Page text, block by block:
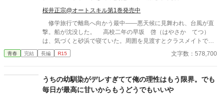
桜井正宗@オートスキル第1巻発売中
修学旅行で離島へ向かう最中――悪天候に見舞われ、台風が直
撃。船が沈没した。 高校二年の早坂 啓（はやさか てつ）
は、気づくと砂浜で寝ていた。周囲を見渡すとクラスメイトで美
少女の天音 愛（あまね まな）が隣に倒れていた。 どうや
ら、漂流して流されていたようだった。 帰ろうにも島は『無人
無人島サバイバルをしていくのだが……クラスの女子が次々に見
つかり、やがてハーレムに。 男一人と女子十五人で……取り合
いに発展！？
青春 完結 長編 R15 文字数：578,700
うちの幼馴染がデレすぎてて俺の理性はもう限界。でも
毎日が最高に甘いからもうどうでもいいや